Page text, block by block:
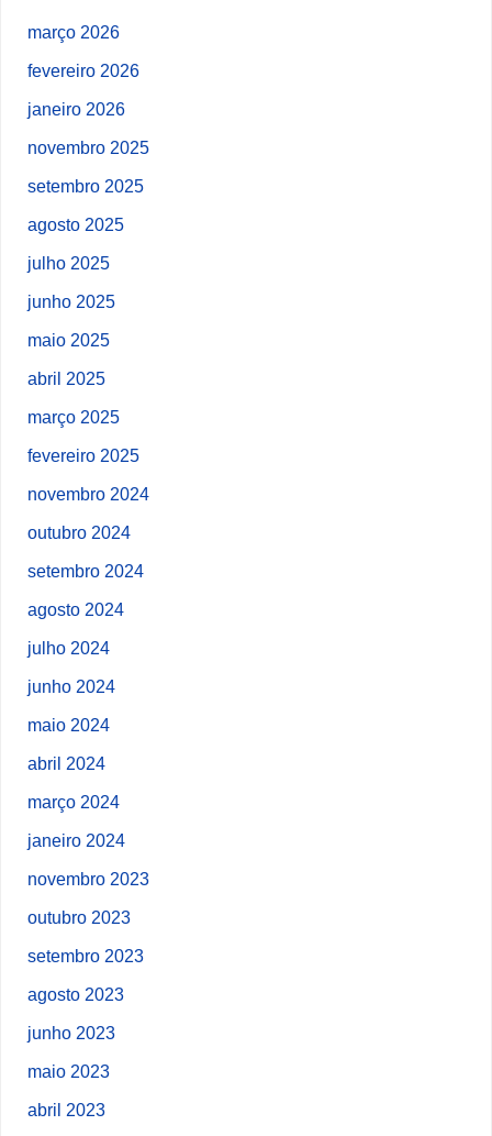
março 2026
fevereiro 2026
janeiro 2026
novembro 2025
setembro 2025
agosto 2025
julho 2025
junho 2025
maio 2025
abril 2025
março 2025
fevereiro 2025
novembro 2024
outubro 2024
setembro 2024
agosto 2024
julho 2024
junho 2024
maio 2024
abril 2024
março 2024
janeiro 2024
novembro 2023
outubro 2023
setembro 2023
agosto 2023
junho 2023
maio 2023
abril 2023